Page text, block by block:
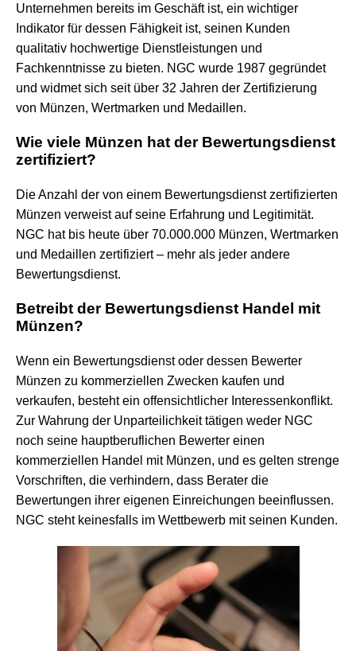
Unternehmen bereits im Geschäft ist, ein wichtiger
Indikator für dessen Fähigkeit ist, seinen Kunden
qualitativ hochwertige Dienstleistungen und
Fachkenntnisse zu bieten. NGC wurde 1987 gegründet
und widmet sich seit über 32 Jahren der Zertifizierung
von Münzen, Wertmarken und Medaillen.
Wie viele Münzen hat der Bewertungsdienst
zertifiziert?
Die Anzahl der von einem Bewertungsdienst zertifizierten
Münzen verweist auf seine Erfahrung und Legitimität.
NGC hat bis heute über 70.000.000 Münzen, Wertmarken
und Medaillen zertifiziert – mehr als jeder andere
Bewertungsdienst.
Betreibt der Bewertungsdienst Handel mit
Münzen?
Wenn ein Bewertungsdienst oder dessen Bewerter
Münzen zu kommerziellen Zwecken kaufen und
verkaufen, besteht ein offensichtlicher Interessenkonflikt.
Zur Wahrung der Unparteilichkeit tätigen weder NGC
noch seine hauptberuflichen Bewerter einen
kommerziellen Handel mit Münzen, und es gelten strenge
Vorschriften, die verhindern, dass Berater die
Bewertungen ihrer eigenen Einreichungen beeinflussen.
NGC steht keinesfalls im Wettbewerb mit seinen Kunden.